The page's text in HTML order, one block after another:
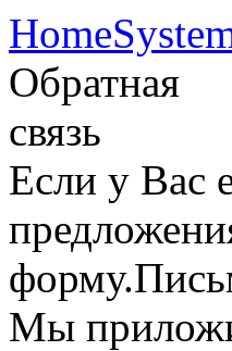
Обратная
связь
Если у Вас
Мы